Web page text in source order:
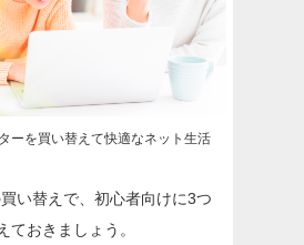
ーを買い替えて快適なネット生活
い替えで、初心者向けに3つ
ておきましょう。